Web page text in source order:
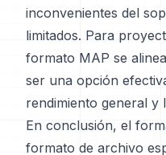
inconvenientes del
limitados. Para
formato MAP se
ser una opción
rendimiento general y
En conclusión, el
formato de archivo